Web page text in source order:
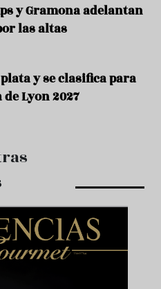
y Gramona adelantan
las altas
y se clasifica para
Lyon 2027